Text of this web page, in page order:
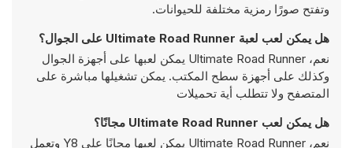
وتفتح صورًا رمزية مختلفة للحيوانات.
هل يمكن لعب لعبة Ultimate Road Runner على الجوال؟
نعم، Ultimate Road Runner يمكن لعبها على أجهزة الجوال
وكذلك على أجهزة سطح المكتب. يمكن تشغيلها مباشرة على
المتصفح ولا تتطلب أية تحميلات
هل يمكن لعب Ultimate Road Runner مجانًا؟
نعم، Ultimate Road Runner يمكن لعبها مجانًا على Y8 وتعمل